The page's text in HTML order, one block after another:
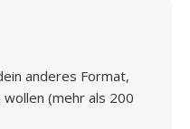
anderes Format,
wollen (mehr als 200